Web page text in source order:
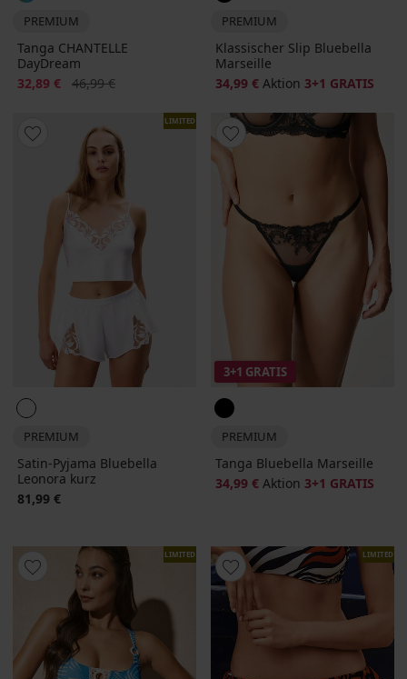
PREMIUM
Tanga CHANTELLE
DayDream
Rabatt
32,89 € Alter Preis
46,99 €
PREMIUM
Klassischer Slip Bluebella
Marseille
34,99 € Aktion 3+1 GRATIS
LIMITED
PREMIUM
Satin-Pyjama Bluebella
Leonora kurz
81,99 €
3+1 GRATIS
PREMIUM
Tanga Bluebella Marseille
34,99 € Aktion 3+1 GRATIS
LIMITED LIMITED